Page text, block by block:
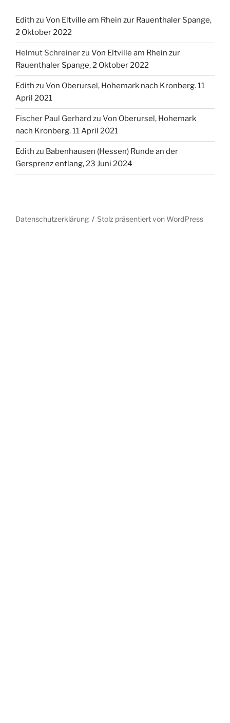
Edith zu Von Eltville am Rhein zur Rauenthaler Spange,
2 Oktober 2022
Helmut Schreinerzu Von Eltville am Rhein zur
Rauenthaler Spange, 2 Oktober 2022
Edith zu Von Oberursel, Hohemark nach Kronberg. 11
April 2021
Fischer Paul Gerhard zu Von Oberursel, Hohemark
nach Kronberg. 11 April 2021
Edith zu Babenhausen (Hessen) Runde an der
Gersprenz entlang, 23 Juni 2024
Datenschutzerklärung Stolz präsentiert von WordPress